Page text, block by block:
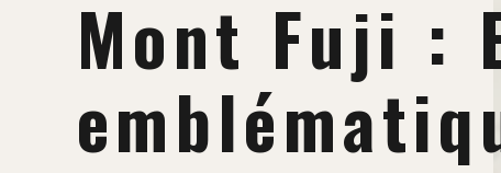
Mont Fuji :